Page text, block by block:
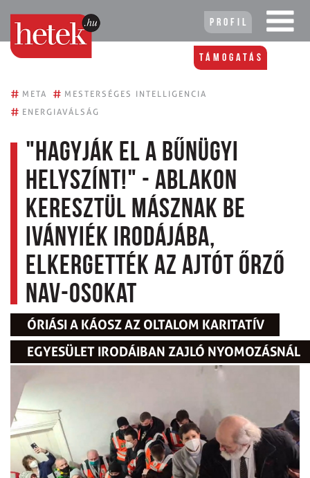
Profil
Támogatás
# META # MESTERSÉGES INTELLIGENCIA
# ENERGIAVÁLSÁG
"Hagyják el a bűnügyi
helyszínt!" - ablakon
keresztül másznak be
Iványiék irodájába,
elkergették az ajtót őrző
NAV-osokat
ÓRIÁSI A KÁOSZ AZ OLTALOM KARITATÍV
EGYESÜLET IRODÁIBAN ZAJLÓ NYOMOZÁSNÁL